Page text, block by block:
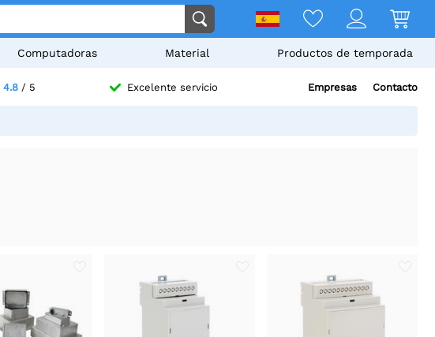
Computadoras Material Productos de temporada
4.8 / 5 Excelente servicio Empresas Contacto